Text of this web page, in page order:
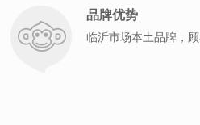
品牌优势
临沂市场本土品牌，